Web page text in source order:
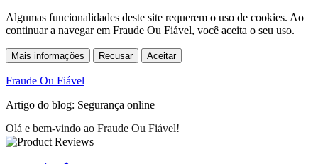
Algumas funcionalidades deste site requerem o uso de cookies. Ao
continuar a navegar em Fraude Ou Fiável, você aceita o seu uso.
Mais informações Recusar Aceitar
Fraude Ou Fiável
Artigo do blog: Segurança online